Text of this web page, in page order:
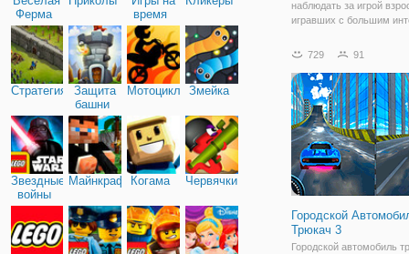
Ферма
время
Стратегия
Защита
башни
МотоциклыЗмейка
Звездные
войны
МайнкрафтКогама Червячки
наблюдать за игрой
игравших с большим
улице, во дворах, дома.
домино. Не возможно
просто
729 91
Городской
Трюкач 3
Городской автомобиль